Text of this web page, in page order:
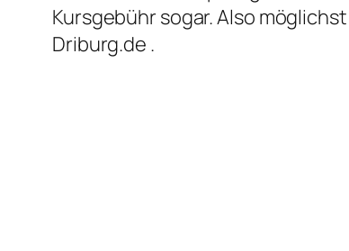
Kursgebühr sogar. Also
Driburg.de .